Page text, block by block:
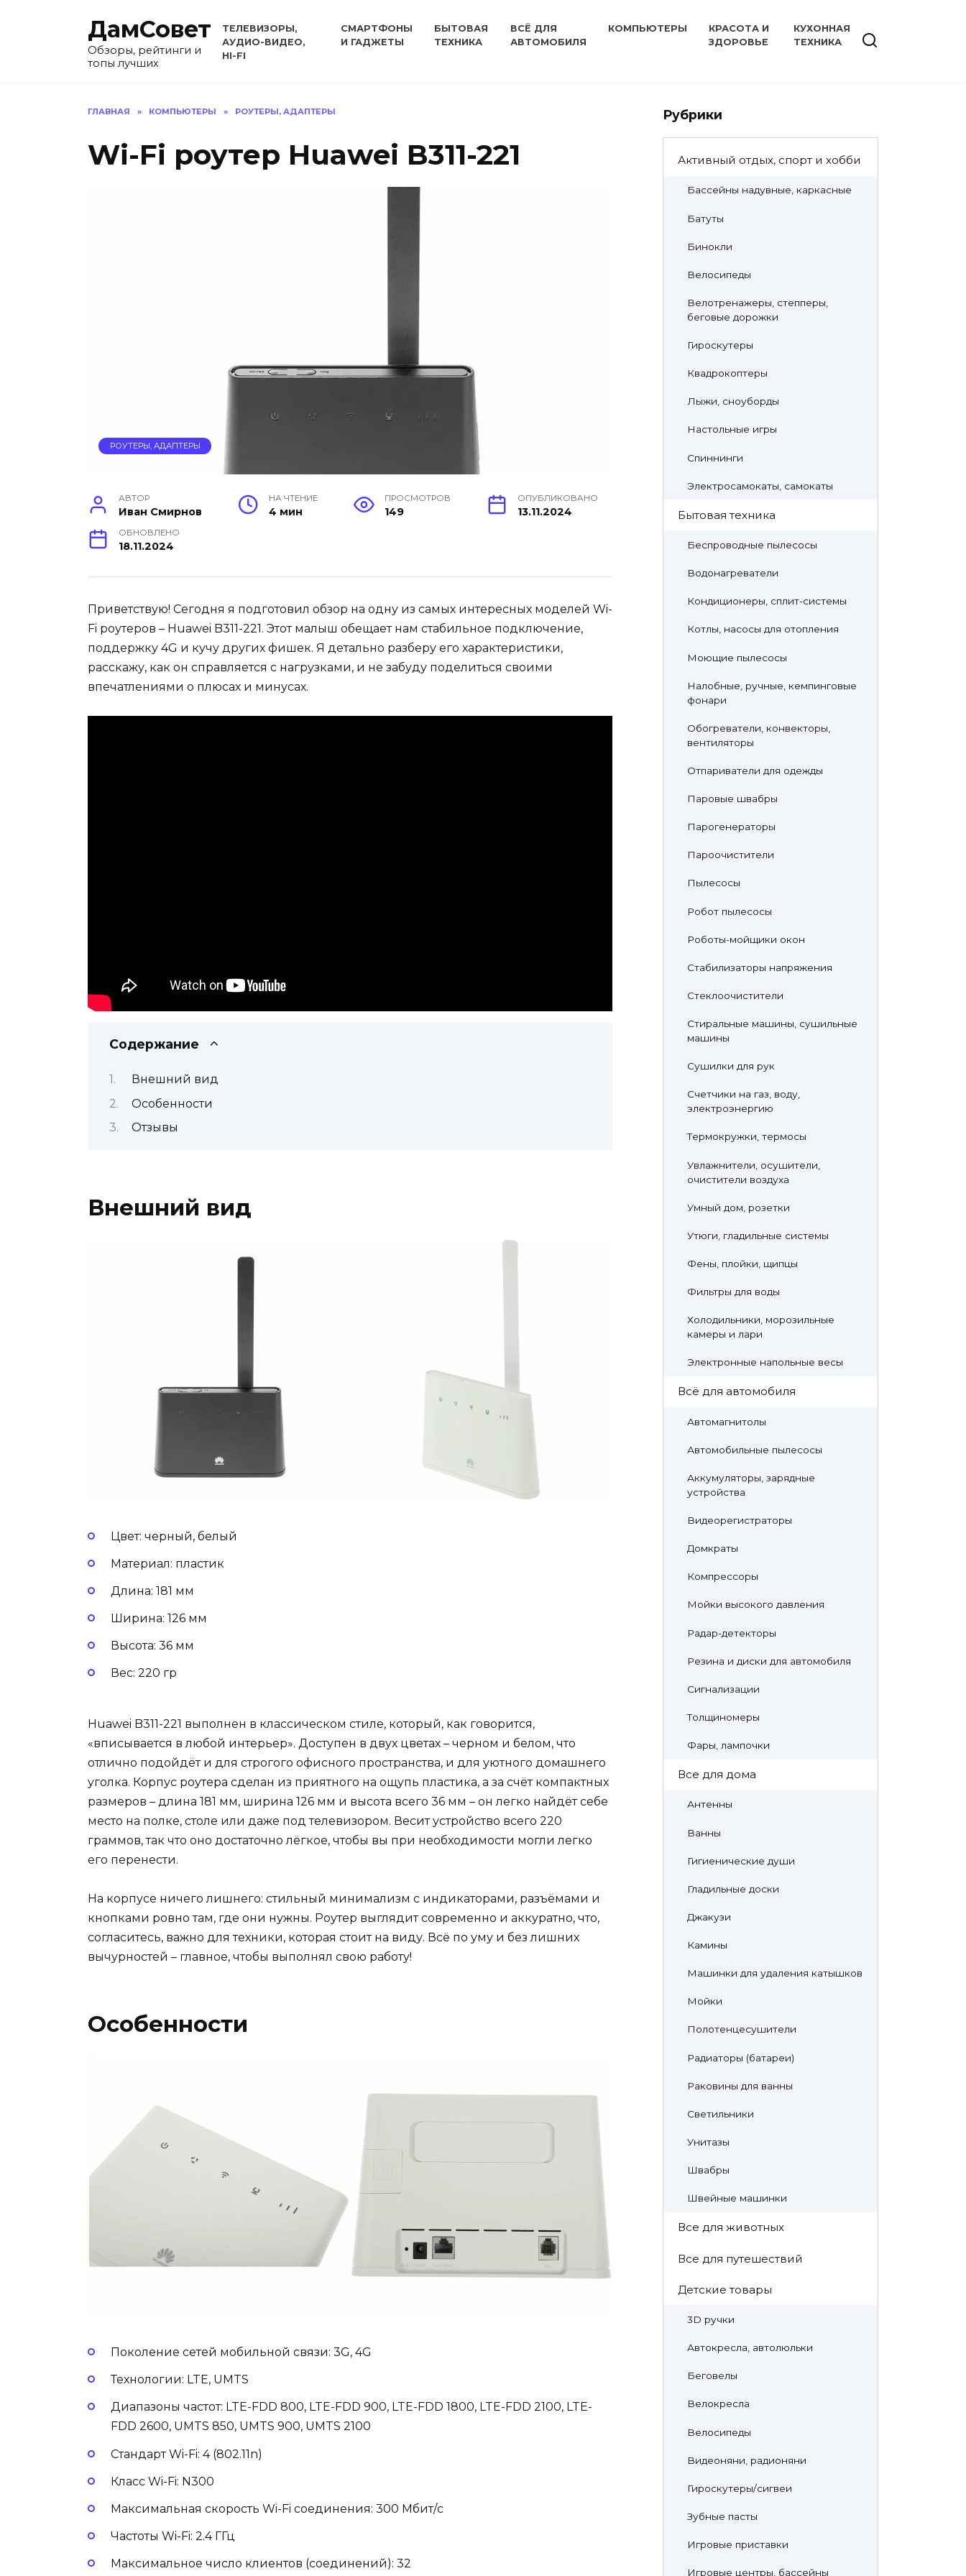
ДамСовет
Обзоры, рейтинги и
топы лучших
ТЕЛЕВИЗОРЫ,
АУДИО-ВИДЕО,
HI-FI
СМАРТФОНЫ
И ГАДЖЕТЫ
БЫТОВАЯ
ТЕХНИКА
ВСЁ ДЛЯ
АВТОМОБИЛЯ
КОМПЬЮТЕРЫ
КРАСОТА И
ЗДОРОВЬЕ
КУХОННАЯ
ТЕХНИКА
ГЛАВНАЯ » КОМПЬЮТЕРЫ » РОУТЕРЫ, АДАПТЕРЫ
Wi-Fi роутер Huawei B311-221
РОУТЕРЫ, АДАПТЕРЫ
АВТОР
Иван Смирнов
НА ЧТЕНИЕ
4 мин
ПРОСМОТРОВ
149
ОПУБЛИКОВАНО
13.11.2024
ОБНОВЛЕНО
18.11.2024
Приветствую! Сегодня я подготовил обзор на одну из самых интересных моделей Wi-
Fi роутеров – Huawei B311-221. Этот малыш обещает нам стабильное подключение,
поддержку 4G и кучу других фишек. Я детально разберу его характеристики,
расскажу, как он справляется с нагрузками, и не забуду поделиться своими
впечатлениями о плюсах и минусах.
Содержание
Внешний вид
Особенности
Отзывы
Внешний вид
Цвет: черный, белый
Материал: пластик
Длина: 181 мм
Ширина: 126 мм
Высота: 36 мм
Вес: 220 гр
Huawei B311-221 выполнен в классическом стиле, который, как говорится,
«вписывается в любой интерьер». Доступен в двух цветах – черном и белом, что
отлично подойдёт и для строгого офисного пространства, и для уютного домашнего
уголка. Корпус роутера сделан из приятного на ощупь пластика, а за счёт компактных
размеров – длина 181 мм, ширина 126 мм и высота всего 36 мм – он легко найдёт себе
место на полке, столе или даже под телевизором. Весит устройство всего 220
граммов, так что оно достаточно лёгкое, чтобы вы при необходимости могли легко
его перенести.
На корпусе ничего лишнего: стильный минимализм с индикаторами, разъёмами и
кнопками ровно там, где они нужны. Роутер выглядит современно и аккуратно, что,
согласитесь, важно для техники, которая стоит на виду. Всё по уму и без лишних
вычурностей – главное, чтобы выполнял свою работу!
Особенности
Поколение сетей мобильной связи: 3G, 4G
Технологии: LTE, UMTS
Диапазоны частот: LTE-FDD 800, LTE-FDD 900, LTE-FDD 1800, LTE-FDD 2100, LTE-
FDD 2600, UMTS 850, UMTS 900, UMTS 2100
Стандарт Wi-Fi: 4 (802.11n)
Класс Wi-Fi: N300
Максимальная скорость Wi-Fi соединения: 300 Мбит/с
Частоты Wi-Fi: 2.4 ГГц
Максимальное число клиентов (соединений): 32
Рубрики
Активный отдых, спорт и хобби
Бассейны надувные, каркасные
Батуты
Бинокли
Велосипеды
Велотренажеры, степперы,
беговые дорожки
Гироскутеры
Квадрокоптеры
Лыжи, сноуборды
Настольные игры
Спиннинги
Электросамокаты, самокаты
Бытовая техника
Беспроводные пылесосы
Водонагреватели
Кондиционеры, сплит-системы
Котлы, насосы для отопления
Моющие пылесосы
Налобные, ручные, кемпинговые
фонари
Обогреватели, конвекторы,
вентиляторы
Отпариватели для одежды
Паровые швабры
Парогенераторы
Пароочистители
Пылесосы
Робот пылесосы
Роботы-мойщики окон
Стабилизаторы напряжения
Стеклоочистители
Стиральные машины, сушильные
машины
Сушилки для рук
Счетчики на газ, воду,
электроэнергию
Термокружки, термосы
Увлажнители, осушители,
очистители воздуха
Умный дом, розетки
Утюги, гладильные системы
Фены, плойки, щипцы
Фильтры для воды
Холодильники, морозильные
камеры и лари
Электронные напольные весы
Всё для автомобиля
Автомагнитолы
Автомобильные пылесосы
Аккумуляторы, зарядные
устройства
Видеорегистраторы
Домкраты
Компрессоры
Мойки высокого давления
Радар-детекторы
Резина и диски для автомобиля
Сигнализации
Толщиномеры
Фары, лампочки
Все для дома
Антенны
Ванны
Гигиенические души
Гладильные доски
Джакузи
Камины
Машинки для удаления катышков
Мойки
Полотенцесушители
Радиаторы (батареи)
Раковины для ванны
Светильники
Унитазы
Швабры
Швейные машинки
Все для животных
Все для путешествий
Детские товары
3D ручки
Автокресла, автолюльки
Беговелы
Велокресла
Велосипеды
Видеоняни, радионяни
Гироскутеры/сигвеи
Зубные пасты
Игровые приставки
Игровые центры, бассейны